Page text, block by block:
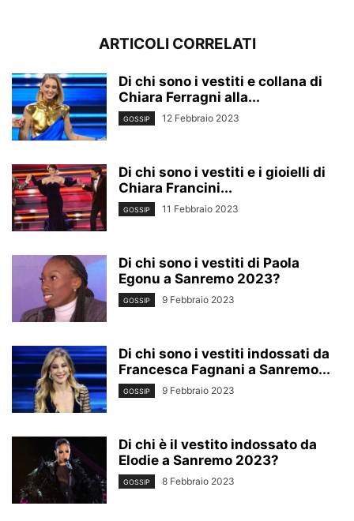
ARTICOLI CORRELATI
Di chi sono i vestiti e collana di
Chiara Ferragni alla...
GOSSIP 12 Febbraio 2023
Di chi sono i vestiti e i gioielli di
Chiara Francini...
GOSSIP 11 Febbraio 2023
Di chi sono i vestiti di Paola
Egonu a Sanremo 2023?
GOSSIP 9 Febbraio 2023
Di chi sono i vestiti indossati da
Francesca Fagnani a Sanremo...
GOSSIP 9 Febbraio 2023
Di chi è il vestito indossato da
Elodie a Sanremo 2023?
GOSSIP 8 Febbraio 2023